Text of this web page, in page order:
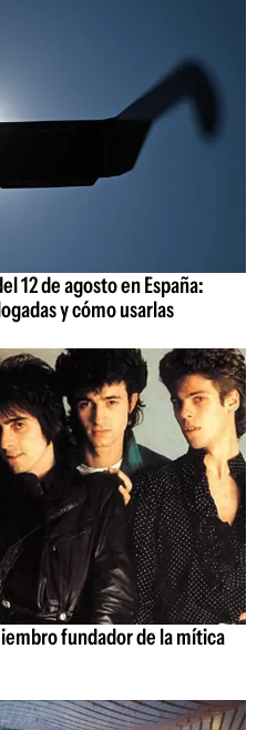
12 de agosto en España:
y cómo usarlas
fundador de la mítica